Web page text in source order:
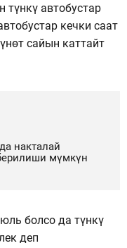
түнкү автобустар
кечки саат
сайын каттайт
накталай
мүмкүн
болсо да түнкү
деп